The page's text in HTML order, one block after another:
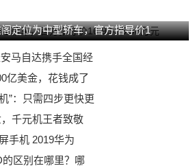
定位为中型轿车，官方指导价1
马自达携手全国经
亿美金，花钱成了
”：只需四步更快更
千元机王者致敬
手机 2019华为
区别在哪里？哪